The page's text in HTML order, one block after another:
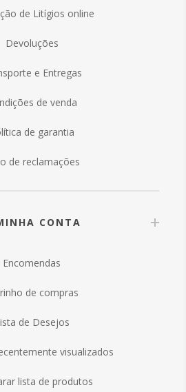
de Litígios online
Devoluções
e Entregas
de venda
de garantia
de reclamações
CONTA
Encomendas
de compras
de Desejos
visualizados
lista de produtos